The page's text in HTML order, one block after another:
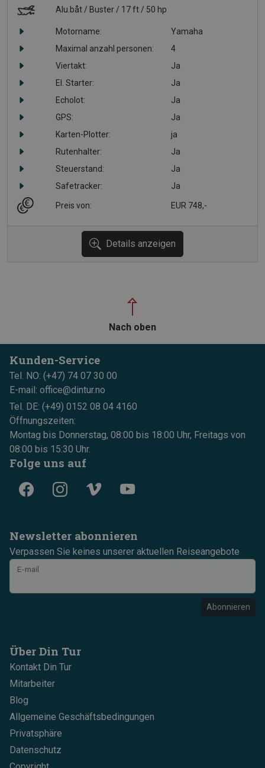
Alu.båt Buster 17 ft 50 hp
Motorname:
Yamaha
Maximal anzahl personen:
4
Viertakt:
Ja
El. Starter:
Ja
Echolot:
Ja
GPS:
Ja
Karten-Plotter:
ja
Rutenhalter:
Ja
Steuerstand:
Ja
Safetracker:
Ja
Preis von: EUR 748,-
Details anzeigen
Nach oben
Kunden-Service
Tel. NO: (+47) 74 07 30 00
E-mail: office@dintur.no
Tel. DE: (+49) 0152 08 04 4160
Öffnungszeiten:
Montag bis Donnerstag, 08:00 bis 18:00 Uhr, Freitags von
08:00 bis 15:30 Uhr.
Folge uns auf
Newsletter abonnieren
Verpassen Sie keines unserer aktuellen Reiseangebote
E-mail
Abonnieren
Über Din Tur
Kontakt Din Tur
Mitarbeiter
Blog
Allgemeine Geschäftsbedingungen
Privatsphäre
Datenschutz